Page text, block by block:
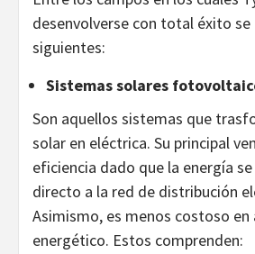
desenvolverse con total éxito se
siguientes:
Sistemas solares
Son aquellos sistemas que
solar en eléctrica. Su principal
eficiencia dado que la energía
directo a la red de distribución
Asimismo, es menos costoso en
energético. Estos comprenden: